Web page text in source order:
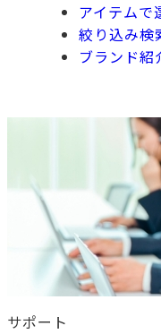
アイテムで
絞り込み検
ブランド紹
サポート